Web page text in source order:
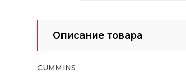
Описание товара
CUMMINS